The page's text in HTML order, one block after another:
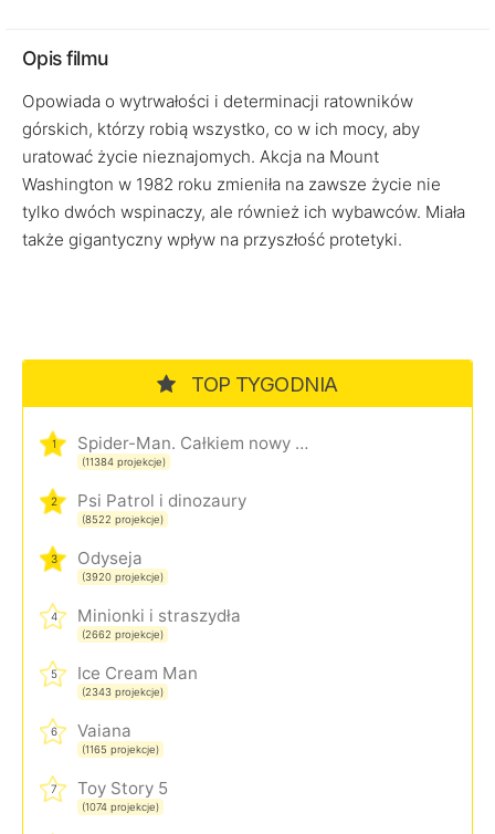
Opis filmu
Opowiada o wytrwałości i determinacji ratowników
górskich, którzy robią wszystko, co w ich mocy, aby
uratować życie nieznajomych. Akcja na Mount
Washington w 1982 roku zmieniła na zawsze życie nie
tylko dwóch wspinaczy, ale również ich wybawców. Miała
także gigantyczny wpływ na przyszłość protetyki.
TOP TYGODNIA
1 Spider-Man. Całkiem nowy dzień
(11384 projekcje)
2 Psi Patrol i dinozaury
(8522 projekcje)
3 Odyseja
(3920 projekcje)
4 Minionki i straszydła
(2662 projekcje)
5 Ice Cream Man
(2343 projekcje)
6 Vaiana
(1165 projekcje)
7 Toy Story 5
(1074 projekcje)